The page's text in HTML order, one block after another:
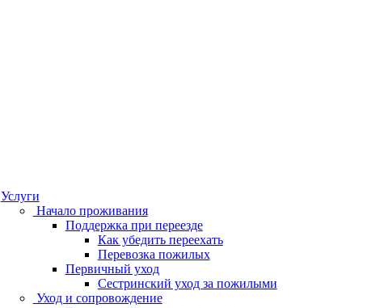
Услуги
Начало проживания
Поддержка при переезде
Как убедить переехать
Перевозка пожилых
Первичный уход
Сестринский уход за пожилыми
Уход и сопровождение